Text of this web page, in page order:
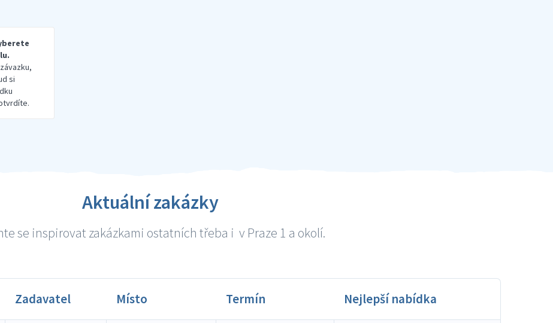
si
Aktuální zakázky
se inspirovat zakázkami ostatních třeba i v Praze 1 a okolí.
Zadavatel Místo Termín Nejlepší nabídka